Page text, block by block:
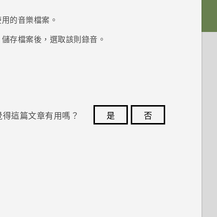
的音樂檔案。
存檔案後，選取該則錄音。
得這篇文章有用嗎？ 是
否